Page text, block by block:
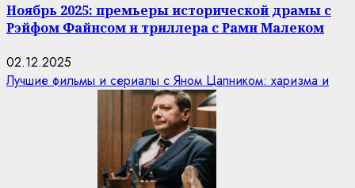
Ноябрь 2025: премьеры исторической драмы с
Рэйфом Файнсом и триллера с Рами Малеком
02.12.2025
Лучшие фильмы и сериалы с Яном Цапником: харизма и